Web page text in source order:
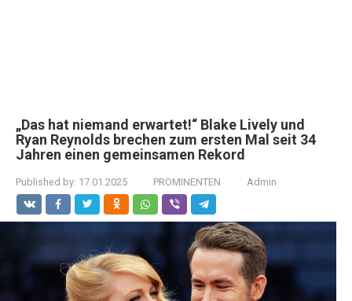
„Das hat niemand erwartet!“ Blake Lively und
Ryan Reynolds brechen zum ersten Mal seit 34
Jahren einen gemeinsamen Rekord
Published by: 17.01.2025 PROMINENTEN Admin